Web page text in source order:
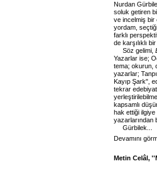
Nurdan
soluk getiren
ve incelmiş bir
yordam,
farklı
de karşılıklı
Söz gelimi,
Yazarlar ise;
tema; okurun,
yazarlar;
Kayıp Şark",
tekrar
kapsamlı
hak ettiği
yazarlarından
Gürbilek...
Devamını
Metin Celâl,